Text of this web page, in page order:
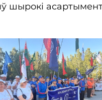
шырокі